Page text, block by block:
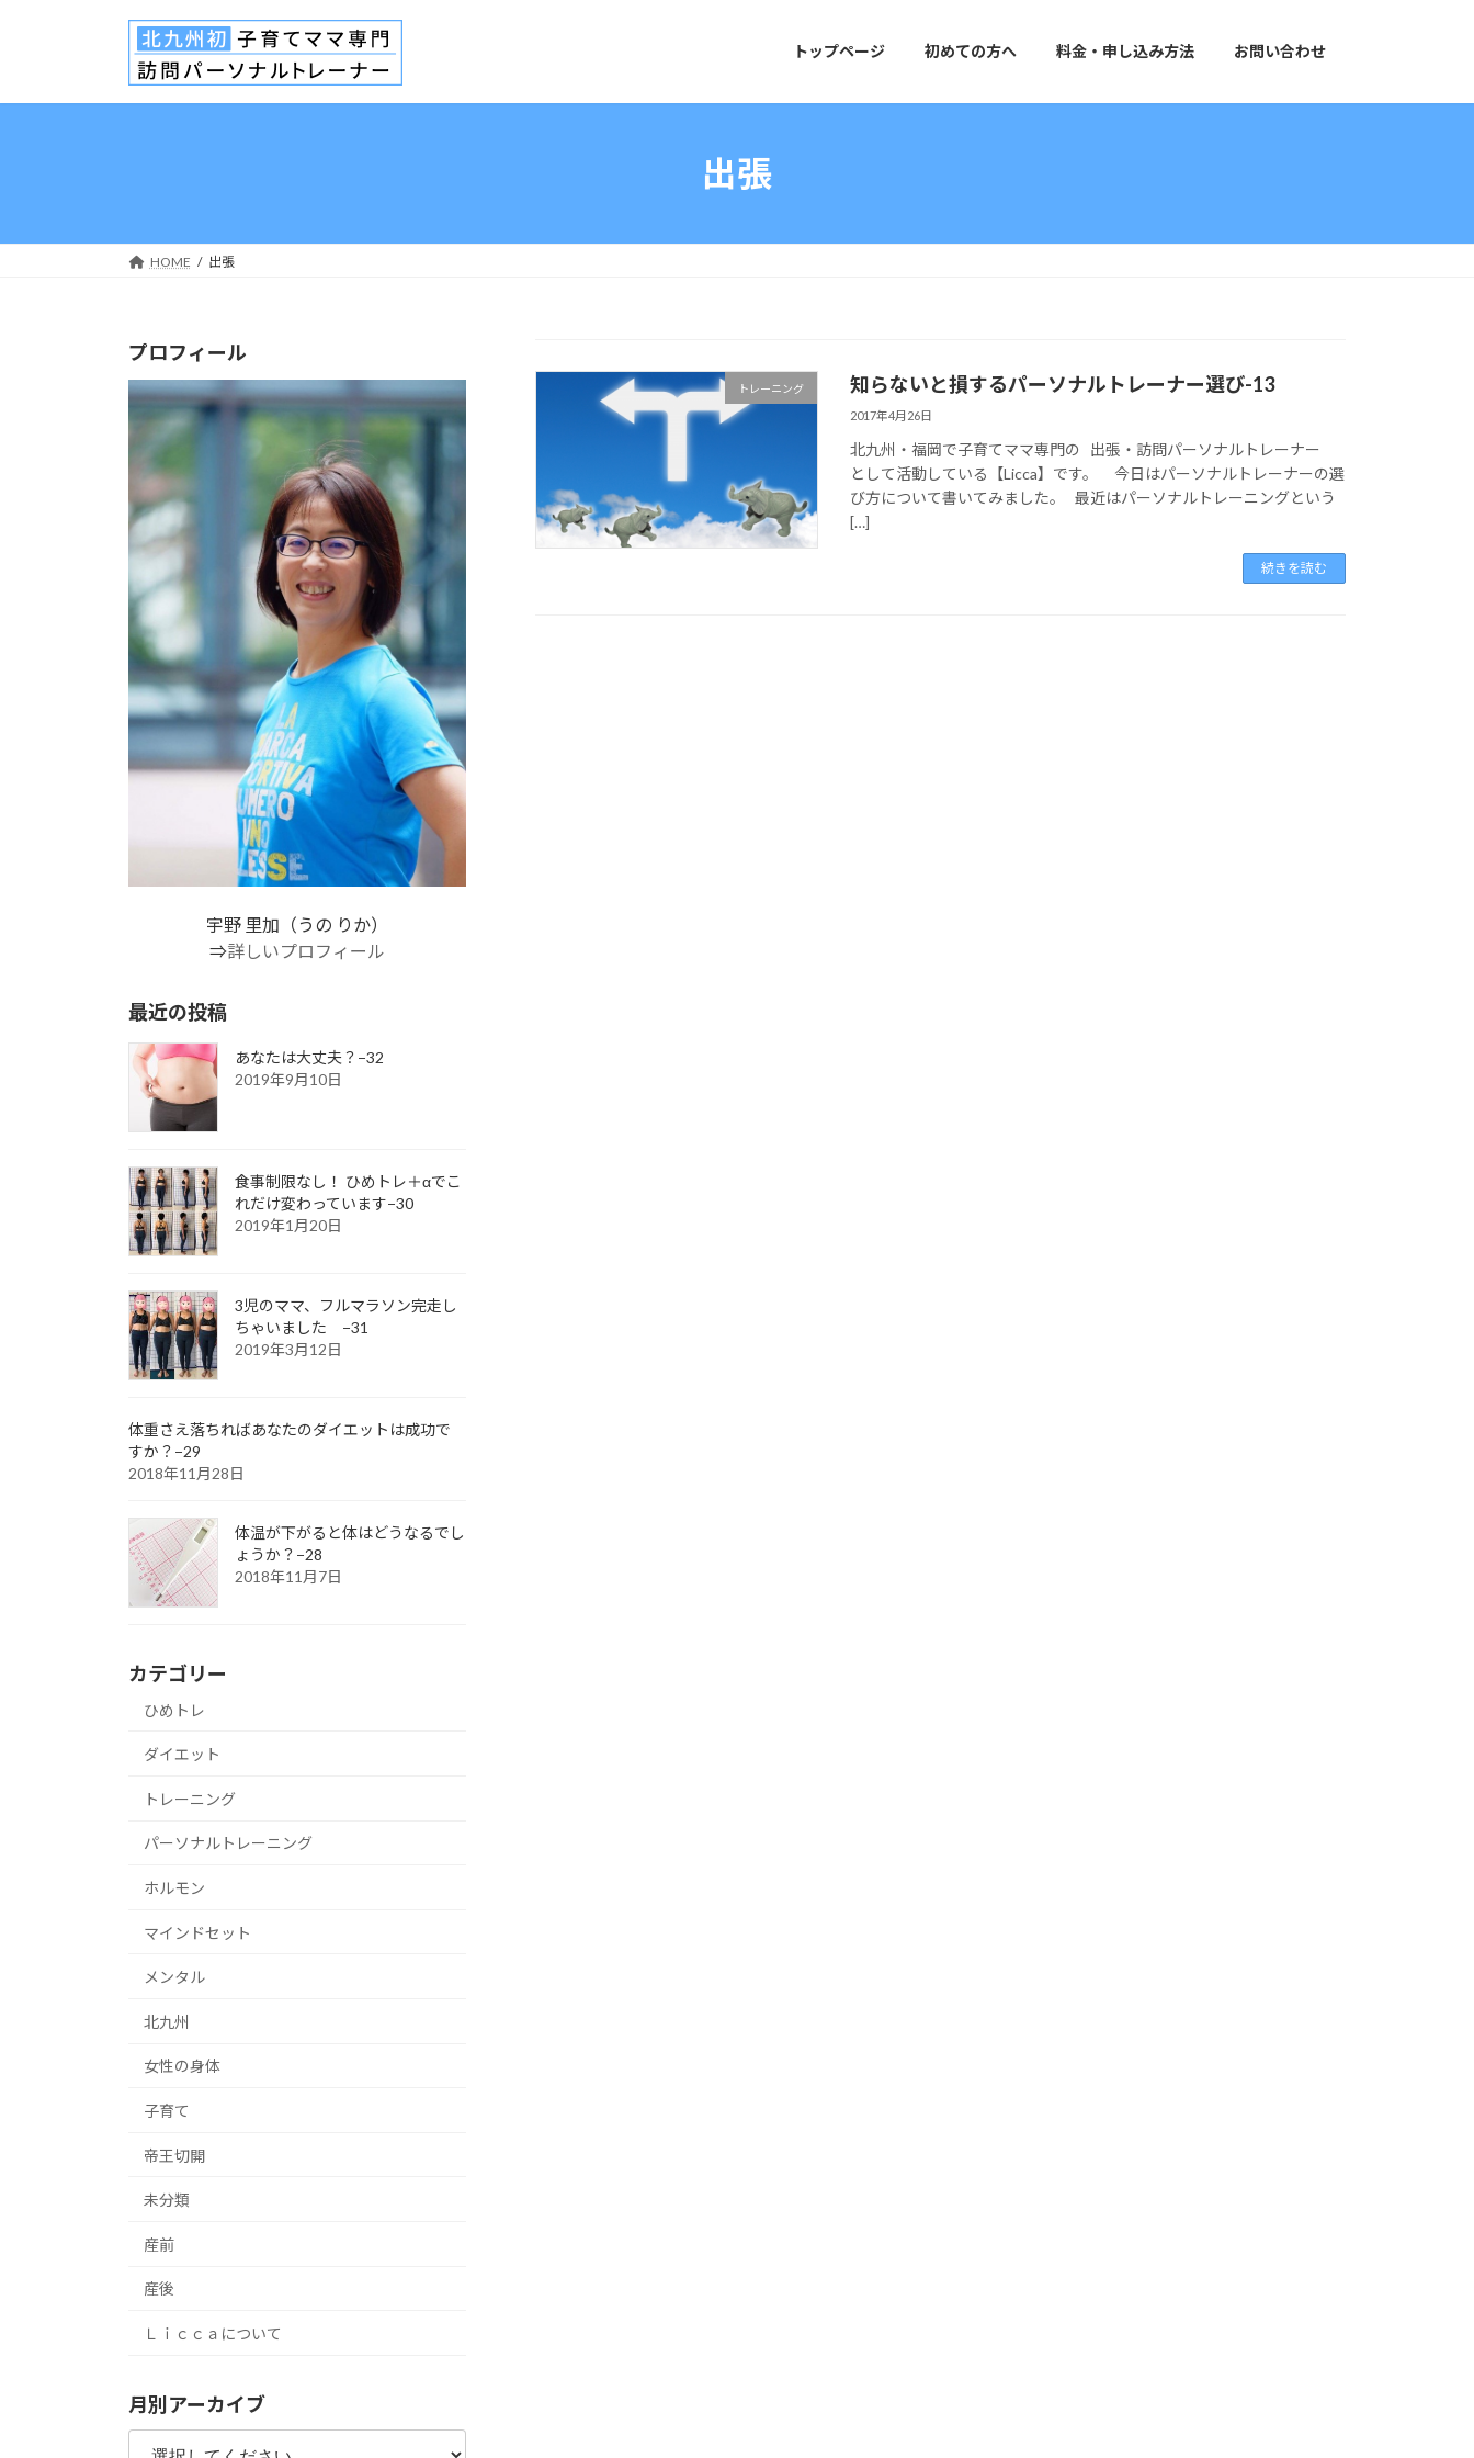
プ
動
トップページ 初めての方へ 料金・申し込み方法 お問い合わせ
出張
HOME 出張
トレーニング 知らないと損するパーソナルトレーナー選び-13
2017年4月26日
北九州・福岡で子育てママ専門の 出張・訪問パーソナルトレーナー
として活動している【Licca】です。 今日はパーソナルトレーナーの選
び方について書いてみました。 最近はパーソナルトレーニングという
[…]
続きを読む
プロフィール
宇野 里加（うの りか）
⇒詳しいプロフィール
最近の投稿
あなたは大丈夫？−32
2019年9月10日
食事制限なし！ ひめトレ＋αでこ
れだけ変わっています−30
2019年1月20日
3児のママ、フルマラソン完走し
ちゃいました −31
2019年3月12日
体重さえ落ちればあなたのダイエットは成功で
すか？−29
2018年11月28日
体温が下がると体はどうなるでし
ょうか？−28
2018年11月7日
カテゴリー
ひめトレ
ダイエット
トレーニング
パーソナルトレーニング
ホルモン
マインドセット
メンタル
北九州
女性の身体
子育て
帝王切開
未分類
産前
産後
Ｌｉｃｃａについて
月別アーカイブ